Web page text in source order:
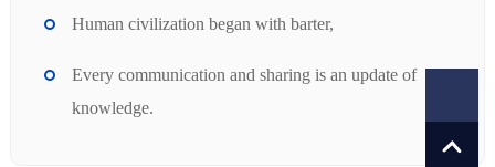
Human civilization began with barter,
Every communication and sharing is an update of
knowledge.